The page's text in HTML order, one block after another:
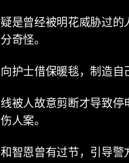
是曾经被明花威胁过
奇怪。
护士借保暖毯，制造自
被人故意剪断才导致
人案。
智恩曾有过节，引导警